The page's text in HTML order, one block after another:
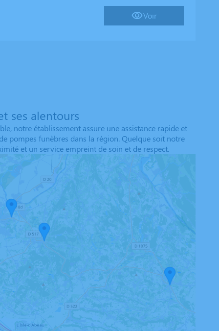
Voir
ses alentours
notre établissement assure une assistance rapide et
pompes funèbres dans la région. Quelque soit notre
et un service empreint de soin et de respect.